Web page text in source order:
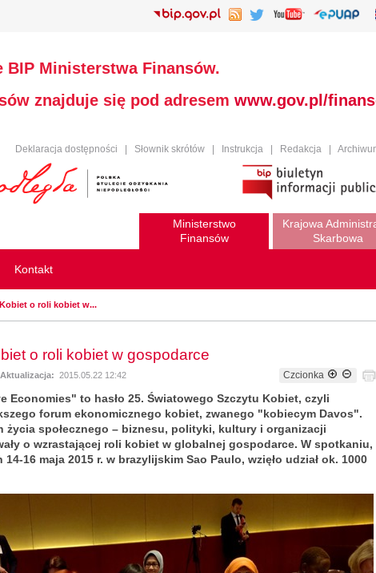
Ministerstwa Finansów.
znajduje się pod adresem www.gov.pl/
Deklaracja dostępności Słownik skrótów Instrukcja Redakcja
Ministerstwo
Finansów
Krajowa
Skarbowa
Kontakt
o roli kobiet w...
o roli kobiet w gospodarce
Aktualizacja: 2015.05.22 12:42 Czcionka
Economies" to hasło 25. Światowego Szczytu Kobiet, czyli
forum ekonomicznego kobiet, zwanego "kobiecym Davos".
życia społecznego – biznesu, polityki, kultury i organizacji
o wzrastającej roli kobiet w globalnej gospodarce. W spotkaniu,
16 maja 2015 r. w brazylijskim Sao Paulo, wzięło udział ok. 1000